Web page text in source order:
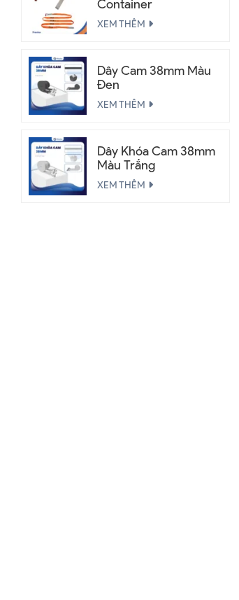
Container
XEM THÊM
Dây Cam 38mm Màu
Đen
XEM THÊM
Dây Khóa Cam 38mm
Màu Trắng
XEM THÊM